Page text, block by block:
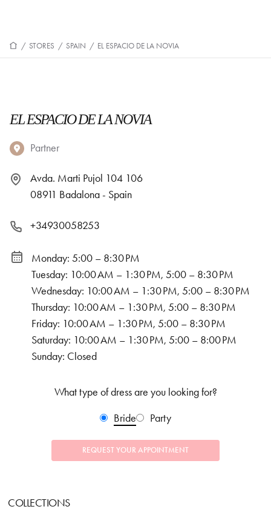
/ STORES / SPAIN / EL ESPACIO DE LA NOVIA
EL ESPACIO DE LA NOVIA
Partner
Avda. Marti Pujol 104 106
08911 Badalona - Spain
+34930058253
Monday: 5:00 – 8:30 PM
Tuesday: 10:00 AM – 1:30 PM, 5:00 – 8:30 PM
Wednesday: 10:00 AM – 1:30 PM, 5:00 – 8:30 PM
Thursday: 10:00 AM – 1:30 PM, 5:00 – 8:30 PM
Friday: 10:00 AM – 1:30 PM, 5:00 – 8:30 PM
Saturday: 10:00 AM – 1:30 PM, 5:00 – 8:00 PM
Sunday: Closed
What type of dress are you looking for?
Bride
Party
REQUEST YOUR APPOINTMENT
COLLECTIONS